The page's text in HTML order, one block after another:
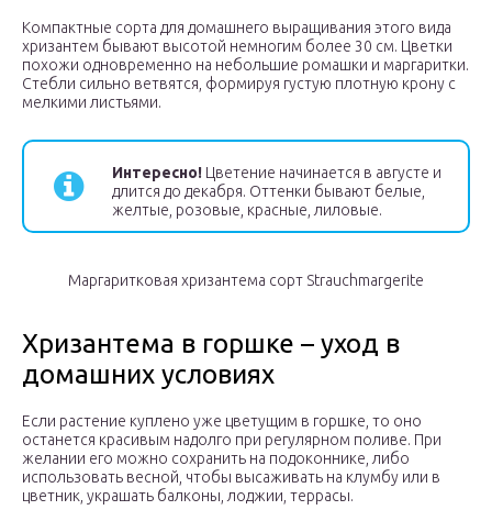
Компактные сорта для домашнего выращивания этого вида
хризантем бывают высотой немногим более 30 см. Цветки
похожи одновременно на небольшие ромашки и маргаритки.
Стебли сильно ветвятся, формируя густую плотную крону с
мелкими листьями.
Интересно! Цветение начинается в августе и
длится до декабря. Оттенки бывают белые,
желтые, розовые, красные, лиловые.
Маргаритковая хризантема сорт Strauchmargerite
Хризантема в горшке – уход в
домашних условиях
Если растение куплено уже цветущим в горшке, то оно
останется красивым надолго при регулярном поливе. При
желании его можно сохранить на подоконнике, либо
использовать весной, чтобы высаживать на клумбу или в
цветник, украшать балконы, лоджии, террасы.